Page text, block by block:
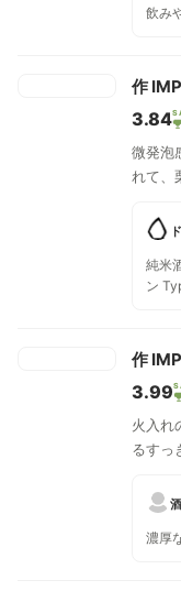
らが
飲み
作
3.84
微発泡
れて、
純米
ン
作
3.99
火入れ
るすっ
うな
飲み
濃厚